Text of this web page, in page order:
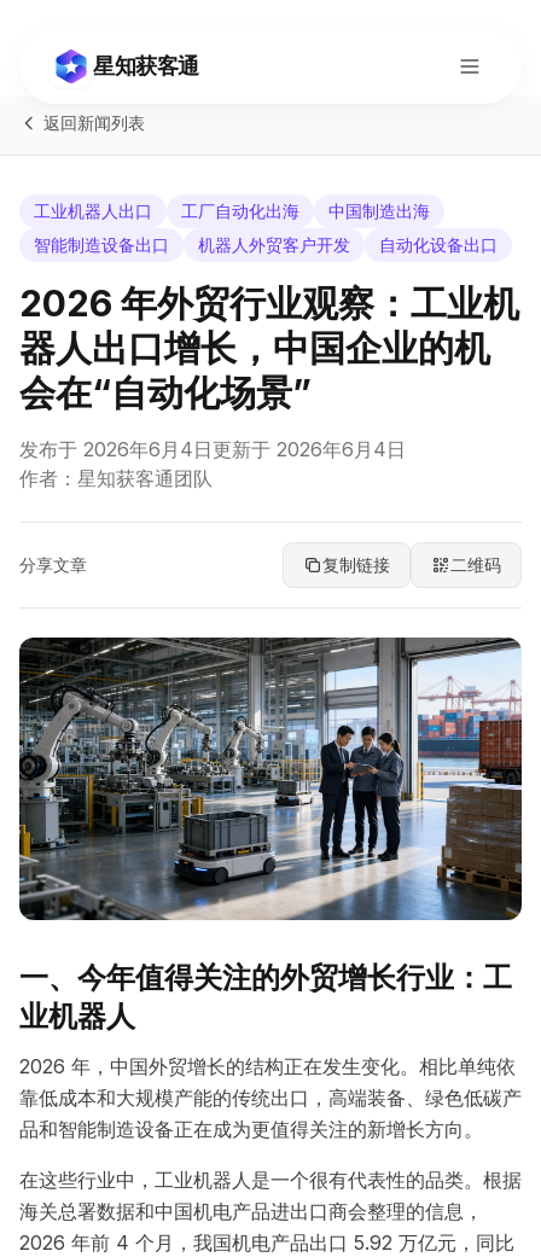
星知获客通
Switch to English
返回新闻列表
工业机器人出口 工厂自动化出海
中国制造出海
智能制造设备出口
机器人外贸客户开发 自动化设备出口
2026 年外贸行业观察：工业机
器人出口增长，中国企业的机
会在“自动化场景”
发布于 2026年6月4日更新于 2026年6月4日
作者：星知获客通团队
分享文章 复制链接 二维码
一、今年值得关注的外贸增长行业：工
业机器人
2026 年，中国外贸增长的结构正在发生变化。相比单纯依
靠低成本和大规模产能的传统出口，高端装备、绿色低碳产
品和智能制造设备正在成为更值得关注的新增长方向。
在这些行业中，工业机器人是一个很有代表性的品类。根据
海关总署数据和中国机电产品进出口商会整理的信息，
2026 年前 4 个月，我国机电产品出口 5.92 万亿元，同比